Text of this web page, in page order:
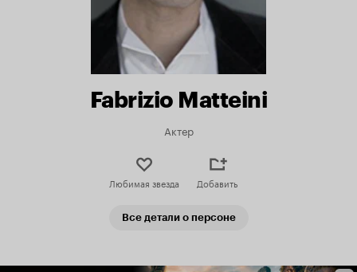
Fabrizio Matteini
Актер
Любимая звезда Добавить
Все детали о персоне